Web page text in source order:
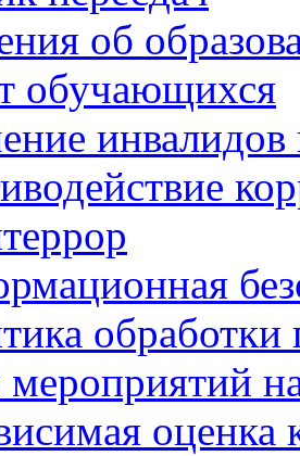
об
обучающихся
оценка